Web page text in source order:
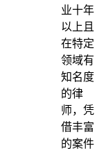
业十年
以上且
在特定
领域有
知名度
的律
师，凭
借丰富
的案件